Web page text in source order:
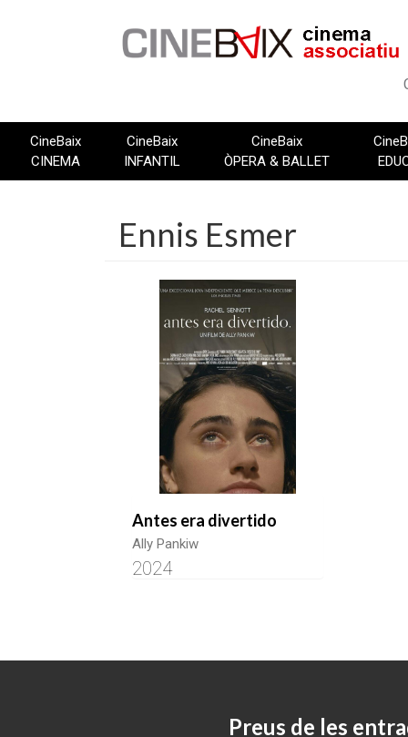
CineBaix
CINEMA
CineBaix
INFANTIL
CineBaix
ÒPERA & BALLET
Ennis Esmer
Antes era divertido
Ally Pankiw
2024
Preus de les